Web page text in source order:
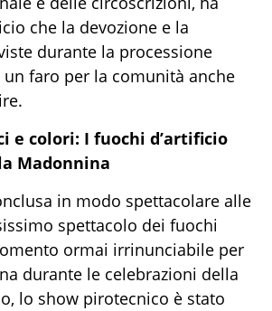
che la devozione e la
durante la processione
un faro per la comunità anche
e colori: I fuochi d’artificio
Madonnina
in modo spettacolare alle
spettacolo dei fuochi
ormai irrinunciabile per
durante le celebrazioni della
lo show pirotecnico è stato